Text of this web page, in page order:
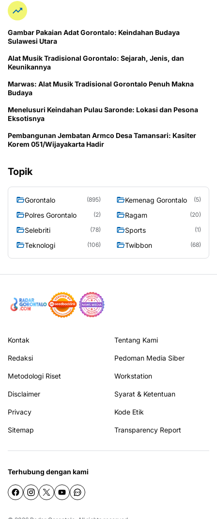
Gambar Pakaian Adat Gorontalo: Keindahan Budaya
Sulawesi Utara
Alat Musik Tradisional Gorontalo: Sejarah, Jenis, dan
Keunikannya
Marwas: Alat Musik Tradisional Gorontalo Penuh Makna
Budaya
Menelusuri Keindahan Pulau Saronde: Lokasi dan Pesona
Eksotisnya
Pembangunan Jembatan Armco Desa Tamansari: Kasiter
Korem 051/Wijayakarta Hadir
Topik
Gorontalo (895) Kemenag Gorontalo (5)
Polres Gorontalo (2) Ragam (20)
Selebriti (78) Sports (1)
Teknologi (106) Twibbon (68)
Kontak Tentang Kami
Redaksi Pedoman Media Siber
Metodologi Riset Workstation
Disclaimer Syarat & Ketentuan
Privacy Kode Etik
Sitemap Transparency Report
Terhubung dengan kami